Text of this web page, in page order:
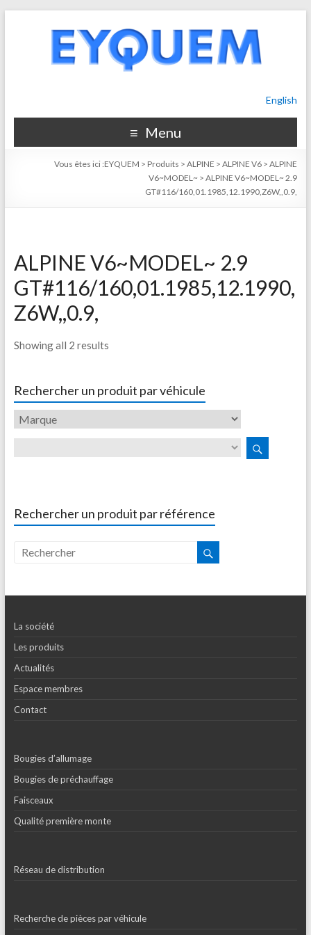
English
Menu
Vous êtes ici :EYQUEM > Produits >ALPINE >ALPINE V6 >ALPINE
V6~MODEL~ >ALPINE V6~MODEL~ 2.9
GT#116/160,01.1985,12.1990,Z6W,,0.9,
ALPINE V6~MODEL~ 2.9
GT#116/160,01.1985,12.1990,
Z6W,,0.9,
Showing all 2 results
Rechercher un produit par véhicule
Rechercher un produit par référence
La société
Les produits
Actualités
Espace membres
Contact
Bougies d’allumage
Bougies de préchauffage
Faisceaux
Qualité première monte
Réseau de distribution
Recherche de pièces par véhicule